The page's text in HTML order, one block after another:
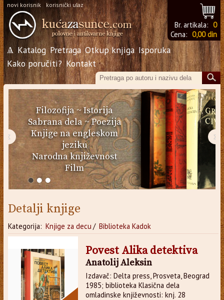
novi korisnik korisnički ulaz
Br. artikala: 0
Cena: 0,00 din
Ѧ Katalog Pretraga Otkup knjiga Isporuka
Kako poručiti? Kontakt
Filozofija~Istorija
Sabrana dela~Poezija
Knjige na engleskom
jeziku
Narodna književnost
Film
‹ ›
Detalji knjige
Kategorija: Knjige za decu / Biblioteka Kadok
Povest Alika detektiva
Anatolij Aleksin
Izdavač: Delta press, Prosveta, Beograd
1985; biblioteka Klasična dela
omladinske književnosti: knj. 28